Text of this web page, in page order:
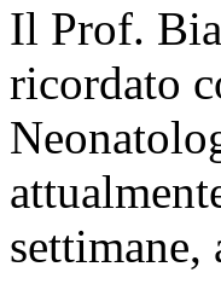
Il Prof.
ricordato